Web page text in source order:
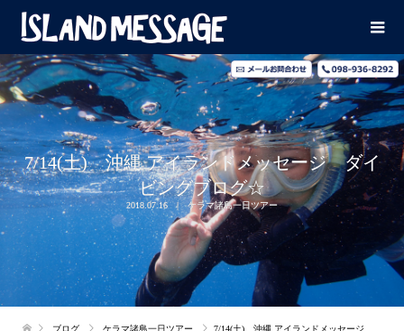
7/14(土) 沖縄 アイランドメッセージ ダイ
ビングブログ☆
2018.07.16 ケラマ諸島一日ツアー
ブログ ケラマ諸島一日ツアー
7/14(土) 沖縄 アイランドメッセージ